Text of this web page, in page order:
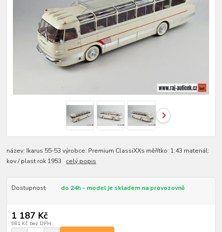
název: Ikarus 55-53 výrobce: Premium ClassiXXs měřítko: 1:43 materiál:
kov / plast rok 1953 celý popis
Dostupnost do 24h - model je skladem na provozovně
1 187 Kč
981 Kč bez DPH